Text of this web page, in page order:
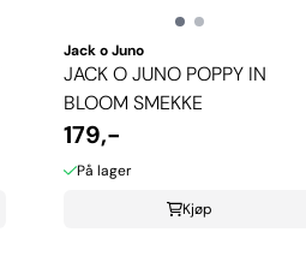
Jack o Juno
JACK O JUNO POPPY IN
BLOOM SMEKKE
179,-
På lager
Kjøp